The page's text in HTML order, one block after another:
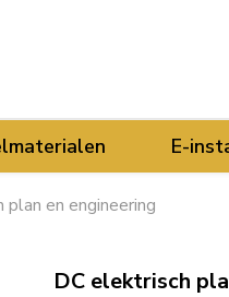
E-
plan en engineering
DC elektrisch